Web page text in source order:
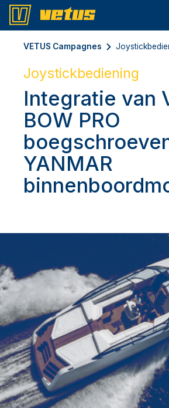
VETUS Campagnes
Joystickbediening
Integratie van
BOW PRO
YANMAR